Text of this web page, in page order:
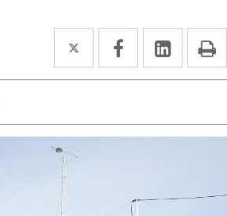
Twitter
Enlace
a
aplicación
externa.
Facebook
Enlace
a
aplicación
Enlace
a